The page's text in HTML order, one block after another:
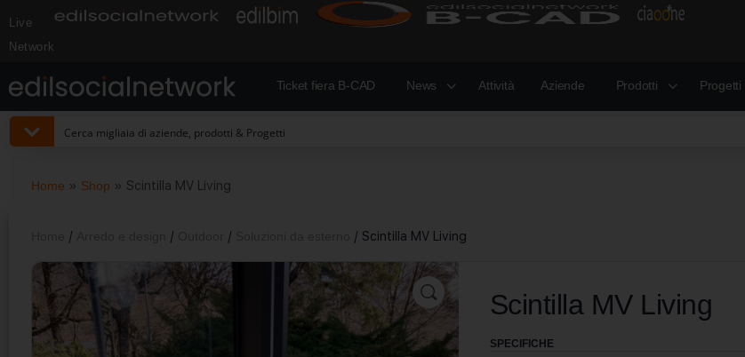
Live
Network
Ticket fiera B-CAD News Attività Aziende Prodotti Progetti
Home » Shop » Scintilla MV Living
/ / / / Scintilla MV Living
Scintilla MV Living
SPECIFICHE